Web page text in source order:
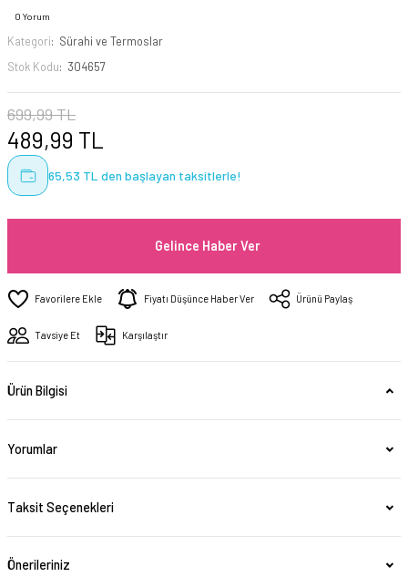
0 Yorum
Kategori
Sürahi ve Termoslar
Stok Kodu
304657
699,99 TL
489,99 TL
65,53 TL den başlayan taksitlerle!
Gelince Haber Ver
Fiyatı Düşünce Haber Ver Ürünü Paylaş
Tavsiye Et Karşılaştır
Ürün Bilgisi
Yorumlar
Taksit Seçenekleri
Önerileriniz